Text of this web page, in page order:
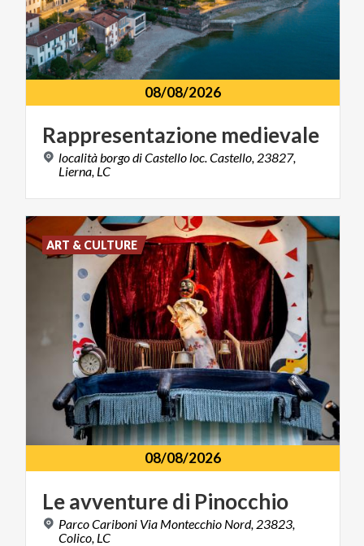
08/08/2026
Rappresentazione medievale
località borgo di Castello loc. Castello, 23827,
Lierna, LC
08/08/2026
Leavventuredi Pinocchio
Parco Cariboni Via Montecchio Nord, 23823,
Colico, LC
ART & CULTURE